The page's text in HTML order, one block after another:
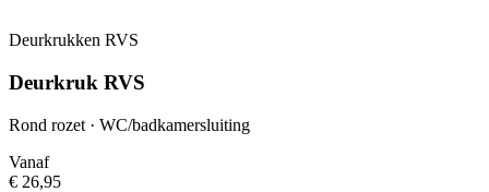
Deurkrukken RVS
Deurkruk RVS
Rond rozet · WC/badkamersluiting
Vanaf
€ 26,95